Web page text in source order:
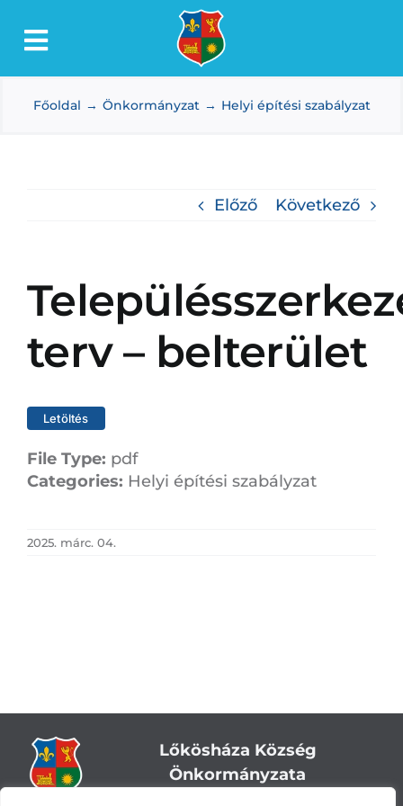
Toggle
Lőkösháza
Intézmények
Főoldal Önkormányzat Helyi építési szabályzat
Előző Következő
terv – belterület
Letöltés
File Type: pdf
Categories: Helyi építési szabályzat
2025. márc. 04.
Lőkösháza Község
Önkormányzata